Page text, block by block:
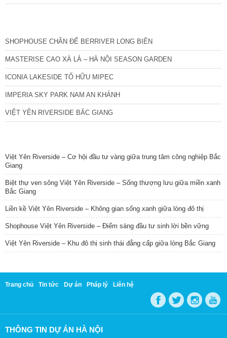
SHOPHOUSE CHÂN ĐẾ BERRIVER LONG BIÊN
MASTERISE CAO XÀ LÁ – HÀ NỘI SEASON GARDEN
ICONIA LAKESIDE TỐ HỮU MIPEC
IMPERIA SKY PARK NAM AN KHÁNH
VIỆT YÊN RIVERSIDE BẮC GIANG
Việt Yên Riverside – Cơ hội đầu tư vàng giữa trung tâm công nghiệp Bắc
Giang
Biệt thự ven sông Việt Yên Riverside – Sống thượng lưu giữa miền xanh
Bắc Giang
Liền kề Việt Yên Riverside – Không gian sống xanh giữa lòng đô thị
Shophouse Việt Yên Riverside – Điểm sáng đầu tư sinh lời bền vững
Việt Yên Riverside – Khu đô thị sinh thái đẳng cấp giữa lòng Bắc Giang
Trang chủ Tin tức Dự án Pháp lý Liên hệ
THÔNG TIN DỰ ÁN HÀ NỘI